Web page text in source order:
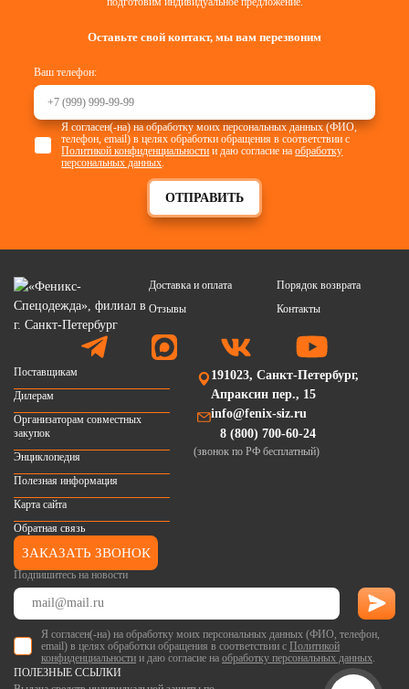
Оставьте свой контакт, мы вам перезвоним
Ваш телефон:
ОТПРАВИТЬ
Я согласен(-на) на обработку моих персональных данных (ФИО,
телефон, email) в целях обработки обращения в соответствии с
Политикой конфиденциальности и даю согласие наобработку
персональных данных.
Доставка и оплата
Порядок возврата
Отзывы
Контакты
Подпишитесь на новости
Я согласен(-на) на обработку моих персональных данных (ФИО, телефон,
email) в целях обработки обращения в соответствии с Политикой
конфиденциальности и даю согласие на обработку персональных данных.
Поставщикам
Дилерам
Организаторам совместных
закупок
Энциклопедия
Полезная информация
Карта сайта
Обратная связь
191023, Санкт-Петербург,
Апраксин пер., 15
info@fenix-siz.ru
8 (800) 700-60-24
(звонок по РФ бесплатный)
ЗАКАЗАТЬ ЗВОНОК
ПОЛЕЗНЫЕ ССЫЛКИ